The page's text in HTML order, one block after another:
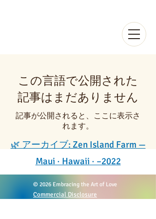
この言語で公開された
記事はまだありません
記事が公開されると、ここに表示さ
れます。
🌿 アーカイブ: Zen Island Farm —
Maui · Hawaii · –2022
© 2026 Embracing the Art of Love
Commercial Disclosure